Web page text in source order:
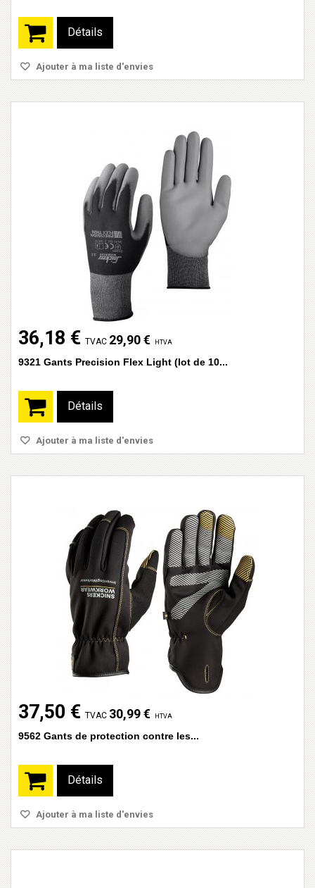
Détails
Ajouter à ma liste d'envies
36,18 € TVAC 29,90 € HTVA
9321 Gants Precision Flex Light (lot de 10...
Détails
Ajouter à ma liste d'envies
37,50 € TVAC 30,99 € HTVA
9562 Gants de protection contre les...
Détails
Ajouter à ma liste d'envies